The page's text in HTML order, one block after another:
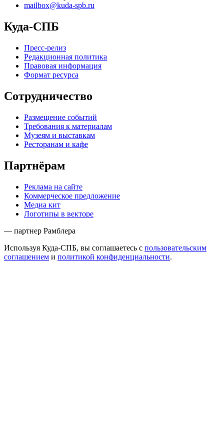
mailbox@kuda-spb.ru
Куда-СПБ
Пресс-релиз
Редакционная политика
Правовая информация
Формат ресурса
Сотрудничество
Размещение событий
Требования к материалам
Музеям и выставкам
Ресторанам и кафе
Партнёрам
Реклама на сайте
Коммерческое предложение
Медиа кит
Логотипы в векторе
— партнер Рамблера
Используя Куда-СПБ, вы соглашаетесь с пользовательским
соглашением и политикой конфиденциальности.